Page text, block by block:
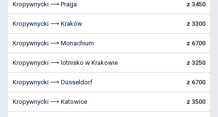
Kropywnycki ⟶ Praga z 3450
Kropywnycki ⟶ Kraków z 3300
Kropywnycki ⟶ Monachium z 6700
Kropywnycki ⟶ lotnisko w Krakowie z 3250
Kropywnycki ⟶ Düsseldorf z 6700
Kropywnycki ⟶ Katowice z 3500